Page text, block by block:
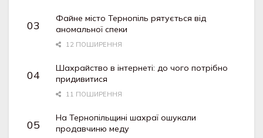
Файне місто Тернопіль рятується від
аномальної спеки
12 ПОШИРЕННЯ
Шахрайство в інтернеті: до чого потрібно
придивитися
11 ПОШИРЕННЯ
На Тернопільщині шахраї ошукали
продавчиню меду